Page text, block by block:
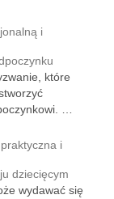
i
które
…
i
dziecięcym
wydawać się